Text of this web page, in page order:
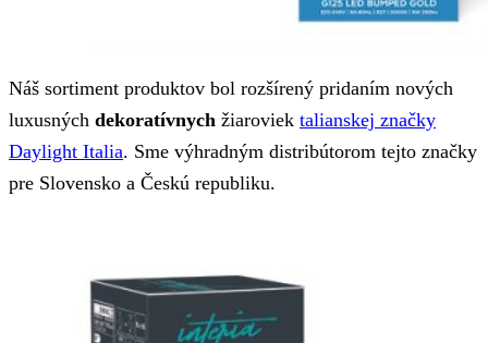
Náš sortiment produktov bol rozšírený pridaním nových
luxusných dekoratívnych žiaroviek talianskej značky
Daylight Italia. Sme výhradným distribútorom tejto značky
pre Slovensko a Českú republiku.